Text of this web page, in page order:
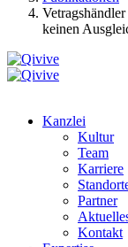
keinen
Kanzlei
Kultur
Team
Karriere
Partner
Kontakt